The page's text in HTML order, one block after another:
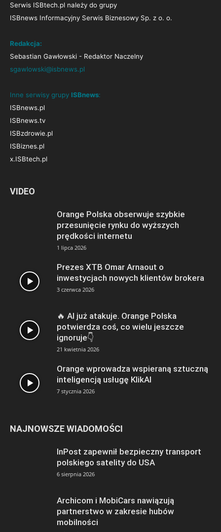
Serwis ISBtech.pl należy do grupy
ISBnews Informacyjny Serwis Biznesowy Sp. z o. o.
Redakcja:
Sebastian Gawłowski - Redaktor Naczelny
sgawlowski@isbnews.pl
Inne serwisy grupy ISBnews:
ISBnews.pl
ISBnews.tv
ISBzdrowie.pl
ISBiznes.pl
x.ISBtech.pl
VIDEO
Orange Polska obserwuje szybkie
przesunięcie rynku do wyższych
prędkości internetu
1 lipca 2026
Prezes XTB Omar Arnaout o
inwestycjach nowych klientów brokera
3 czerwca 2026
🔥 AI już atakuje. Orange Polska
potwierdza coś, co wielu jeszcze
ignoruje👇
21 kwietnia 2026
Orange wprowadza wspieraną sztuczną
inteligencją usługę KlikAI
7 stycznia 2026
NAJNOWSZE WIADOMOŚCI
InPost zapewnił bezpieczny transport
polskiego satelity do USA
6 sierpnia 2026
Archicom i MobiCars nawiązują
partnerstwo w zakresie hubów
mobilności